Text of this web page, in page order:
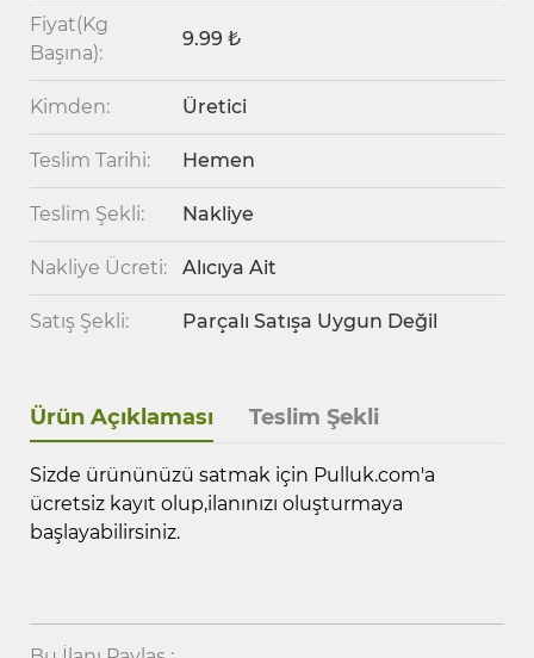
Fiyat(Kg
Başına):
9.99 ₺
Kimden: Üretici
Teslim Tarihi: Hemen
Teslim Şekli: Nakliye
Nakliye Ücreti: Alıcıya Ait
Satış Şekli: Parçalı Satışa Uygun Değil
Ürün Açıklaması Teslim Şekli
Sizde ürününüzü satmak için Pulluk.com'a
ücretsiz kayıt olup,ilanınızı oluşturmaya
başlayabilirsiniz.